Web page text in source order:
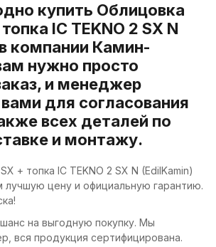
купить Облицовка
IC TEKNO 2 SX N
компании Камин-
нужно просто
и менеджер
для согласования
всех деталей по
и монтажу.
+ топка IC TEKNO 2 SX N (EdilKamin)
цену и официальную гарантию.
на выгодную покупку. Мы
вся продукция сертифицирована.